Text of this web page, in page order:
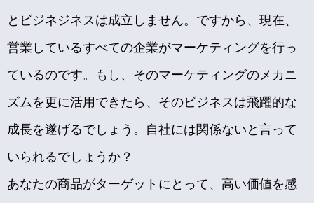
とビジネジネスは成立しません。ですから、現在、
営業しているすべての企業がマーケティングを行っ
ているのです。もし、そのマーケティングのメカニ
ズムを更に活用できたら、そのビジネスは飛躍的な
成長を遂げるでしょう。自社には関係ないと言って
いられるでしょうか？
あなたの商品がターゲットにとって、高い価値を感